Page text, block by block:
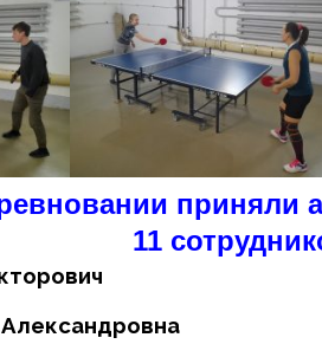
нии приняли
11